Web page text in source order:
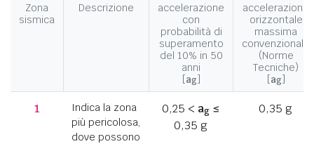
Zona
sismica
Descrizione
accelerazione
con
probabilità di
superamento
del 10% in 50
anni
[ag]
accelerazione
orizzontale
massima
convenzionale
(Norme
Tecniche)
[ag]
1
Indica la zona
più pericolosa,
dove possono
0,25 < ag≤
0,35 g
0,35 g